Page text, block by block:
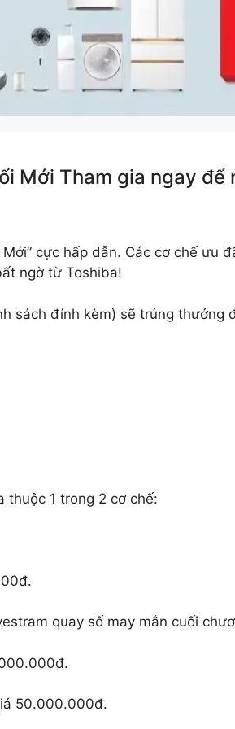
Mới Tham gia ngay để
cực hấp dẫn. Các cơ chế ưu
ngờ từ Toshiba!
sách đính kèm) sẽ trúng
thuộc 1 trong 2 cơ chế:
quay số may mắn cuối
50.000.000đ.